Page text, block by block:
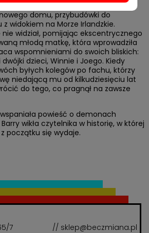
przeszedł na emeryturę i
domu, przybudówki do
widokiem na Morze Irlandzkie.
widział, pomijając ekscentrycznego
młodą matkę, która wprowadziła
wspomnieniami do swoich bliskich:
dzieci, Winnie i Joego. Kiedy
byłych kolegów po fachu, którzy
niedającą mu od kilkudziesięciu lat
do tego, co pragnął na zawsze
powieść o demonach
wikła czytelnika w historię, w której
początku się wydaje.
7
// sklep@beczmiana.pl